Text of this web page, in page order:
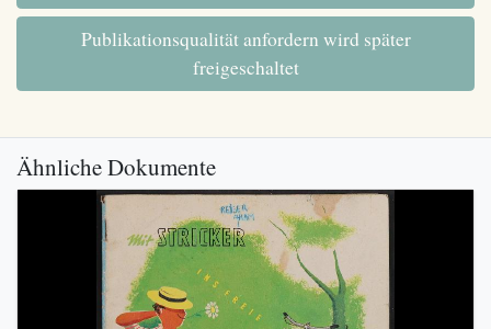
Publikationsqualität anfordern wird später
freigeschaltet
Ähnliche Dokumente